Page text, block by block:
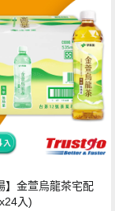
】金萱烏龍茶宅配
入)